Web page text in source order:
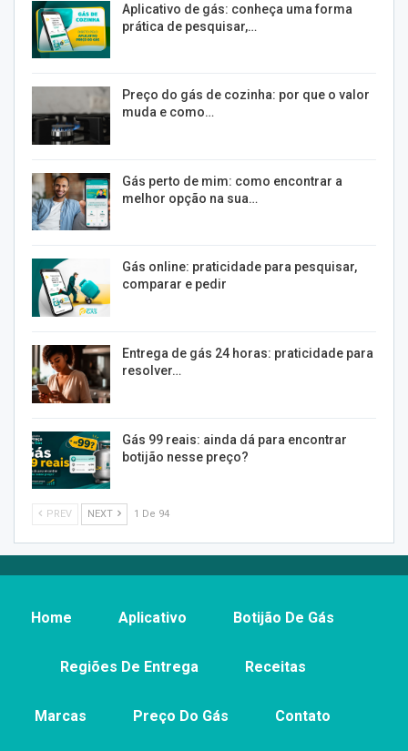
Aplicativo de gás: conheça uma forma
prática de pesquisar,…
Preço do gás de cozinha: por que o valor
muda e como…
Gás perto de mim: como encontrar a
melhor opção na sua…
Gás online: praticidade para pesquisar,
comparar e pedir
Entrega de gás 24 horas: praticidade para
resolver…
Gás 99 reais: ainda dá para encontrar
botijão nesse preço?
PREV NEXT 1 De 94
Home Aplicativo Botijão De Gás
Regiões De Entrega Receitas
Marcas Preço Do Gás Contato